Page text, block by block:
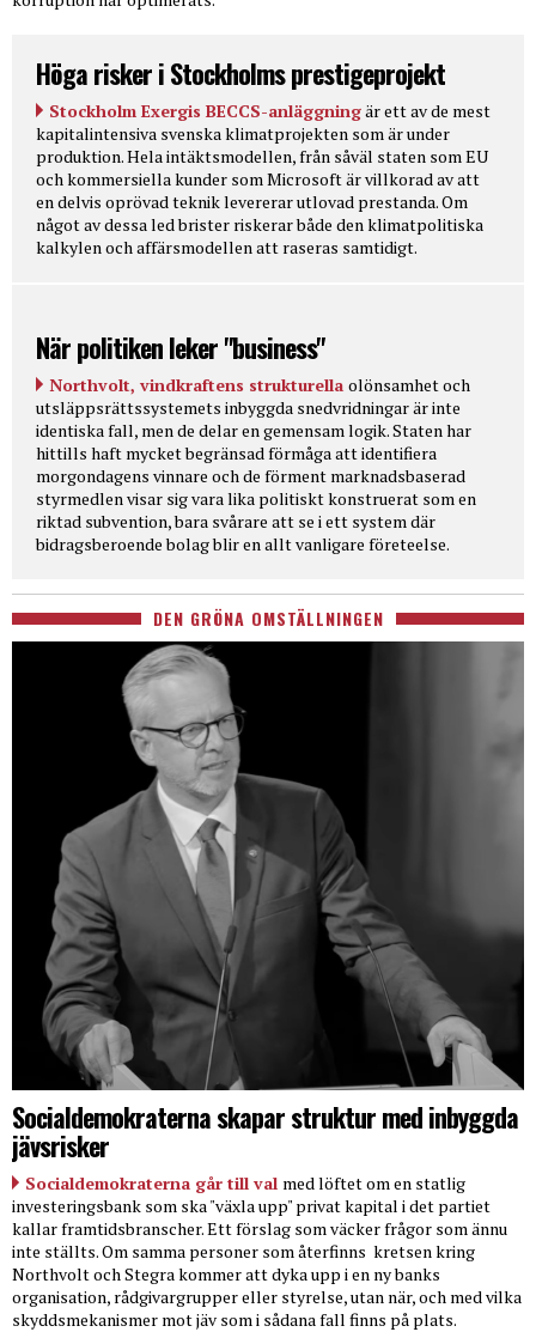
Höga risker i Stockholms prestigeprojekt
Stockholm Exergis BECCS-anläggningär ett av de mest
kapitalintensiva svenska klimatprojekten som är under
produktion. Hela intäktsmodellen, från såväl staten som EU
och kommersiella kunder som Microsoft är villkorad av att
en delvis oprövad teknik levererar utlovad prestanda. Om
något av dessa led brister riskerar både den klimatpolitiska
kalkylen och affärsmodellen att raseras samtidigt.
När politiken leker "business"
Northvolt, vindkraftens strukturella olönsamhet och
utsläppsrättssystemets inbyggda snedvridningar är inte
identiska fall, men de delar en gemensam logik. Staten har
hittills haft mycket begränsad förmåga att identifiera
morgondagens vinnare och de förment marknadsbaserad
styrmedlen visar sig vara lika politiskt konstruerat som en
riktad subvention, bara svårare att se i ett system där
bidragsberoende bolag blir en allt vanligare företeelse.
DEN GRÖNA OMSTÄLLNINGEN
Socialdemokraterna skapar struktur med inbyggda
jävsrisker
Socialdemokraterna går till val med löftet om en statlig
investeringsbank som ska "växla upp" privat kapital i det partiet
kallar framtidsbranscher. Ett förslag som väcker frågor som ännu
inte ställts. Om samma personer som återfinns kretsen kring
Northvolt och Stegra kommer att dyka upp i en ny banks
organisation, rådgivargrupper eller styrelse, utan när, och med vilka
skyddsmekanismer mot jäv som i sådana fall finns på plats.